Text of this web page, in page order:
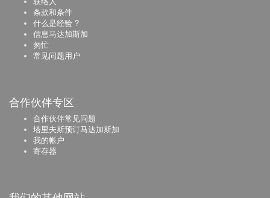
条款和条件
什么是经验 ?
信息马达加斯加
匆忙
常见问题用户
合作伙伴专区
合作伙伴常见问题
塔里夫斯预订马达加斯加
我的帐户
寄存器